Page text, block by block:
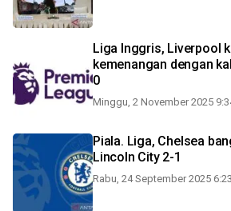
Liga Inggris, Liverpool
kemenangan dengan
0
Minggu, 2 November 2025
Piala. Liga, Chelsea
Lincoln City 2-1
Rabu, 24 September 2025 6:23